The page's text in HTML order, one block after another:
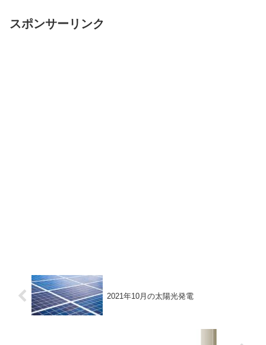
スポンサーリンク
2021年10月の太陽光発電